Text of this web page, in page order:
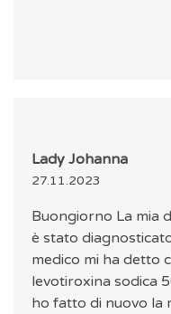
Lady Johanna
27.11.2023
Buongiorno La mia
è stato
medico mi ha detto
levotiroxina sodica
ho fatto di nuovo la